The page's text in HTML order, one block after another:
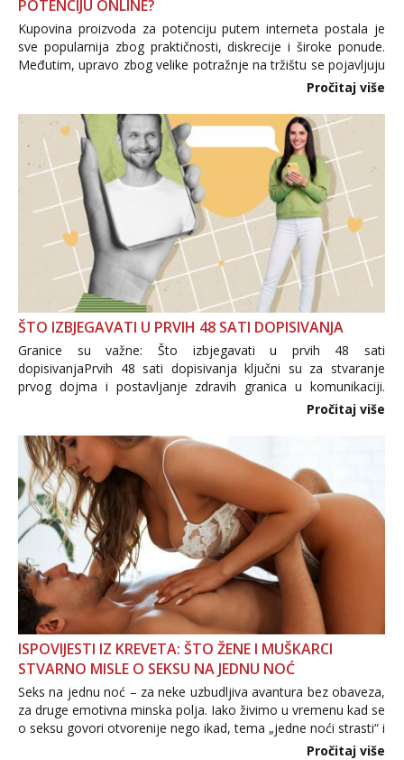
POTENCIJU ONLINE?
Kupovina proizvoda za potenciju putem interneta postala je
sve popularnija zbog praktičnosti, diskrecije i široke ponude.
Međutim, upravo zbog velike potražnje na tržištu se pojavljuju
i brojni krivotvoreni proizvodi, nepouzdane internetske
Pročitaj više
ŠTO IZBJEGAVATI U PRVIH 48 SATI DOPISIVANJA
Granice su važne: Što izbjegavati u prvih 48 sati
dopisivanjaPrvih 48 sati dopisivanja ključni su za stvaranje
prvog dojma i postavljanje zdravih granica u komunikaciji.
Važno je izbjeći prebrzo otkrivanje osobnih ili intimnih
informacija, jer nepoznata osoba još nije zaslužila to
povjerenje. Takođe...
Pročitaj više
ISPOVIJESTI IZ KREVETA: ŠTO ŽENE I MUŠKARCI
STVARNO MISLE O SEKSU NA JEDNU NOĆ
Seks na jednu noć – za neke uzbudljiva avantura bez obaveza,
za druge emotivna minska polja. Iako živimo u vremenu kad se
o seksu govori otvorenije nego ikad, tema „jedne noći strasti“ i
dalje izaziva burne rasprave. Što zapravo misle žene, a što
Pročitaj više